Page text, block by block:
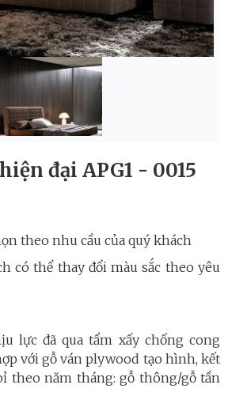
đại APG1 - 0015
theo nhu cầu của quý khách
có thể thay đổi màu sắc theo yêu
lực đã qua tẩm xấy chống cong
với gỗ ván plywood tạo hình, kết
theo năm tháng: gỗ thông/gỗ tần